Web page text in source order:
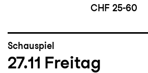
CHF 25-60
Schauspiel
27.11 Freitag